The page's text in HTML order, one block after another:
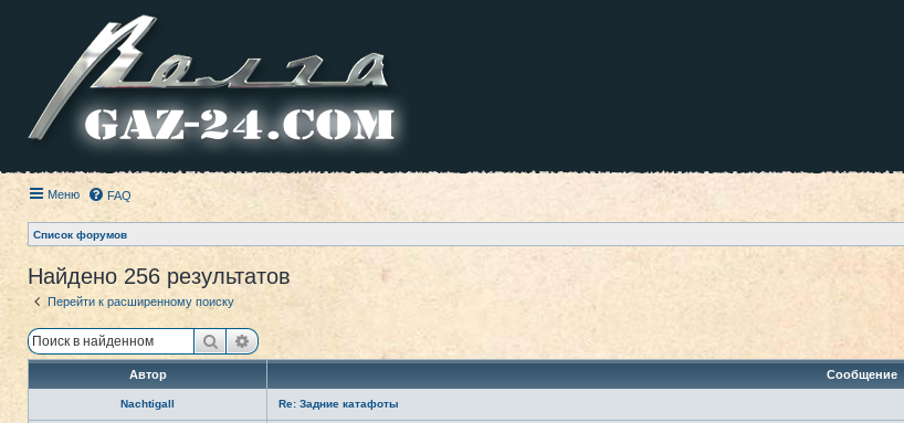
Меню FAQ
Список форумов
Найдено 256 результатов
Перейти к расширенному поиску
ПоискРасширенный поиск
Автор Сообщение
Nachtigall Re: Задние катафоты